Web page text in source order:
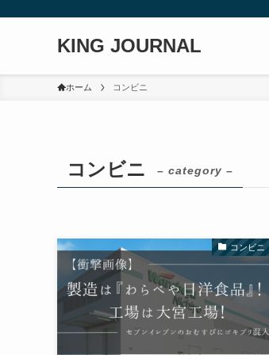
KING JOURNAL
ホーム コンビニ
コンビニ – category –
コンビニ